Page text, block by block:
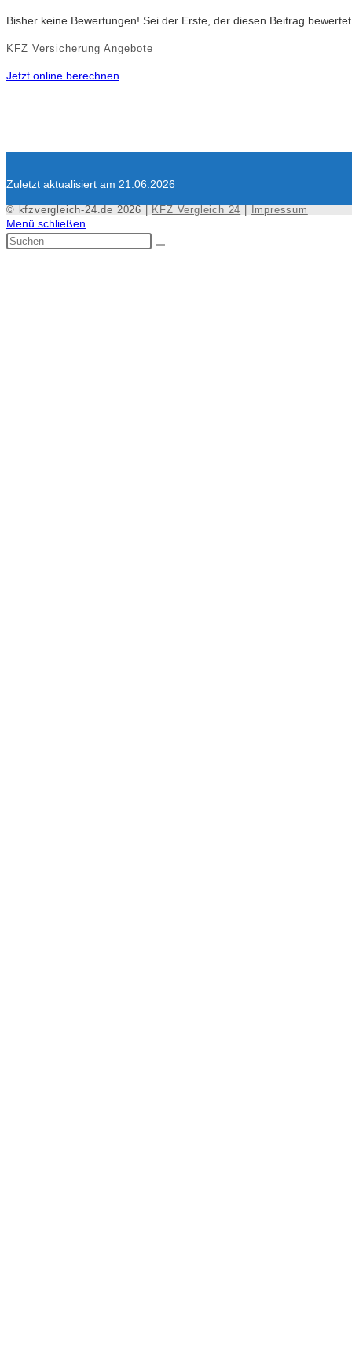
Bisher keine Bewertungen! Sei der Erste, der diesen Beitrag
KFZ Versicherung Angebote
Jetzt online berechnen
Zuletzt aktualisiert am 21.06.2026
© kfzvergleich-24.de 2026 | KFZ Vergleich 24 Impressum
Menü schließen